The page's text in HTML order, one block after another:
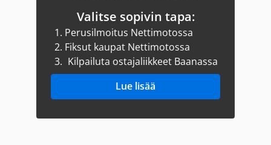
Valitse sopivin tapa:
1. Perusilmoitus Nettimotossa
2. Fiksut kaupat Nettimotossa
3. Kilpailuta ostajaliikkeet Baanassa
Lue lisää